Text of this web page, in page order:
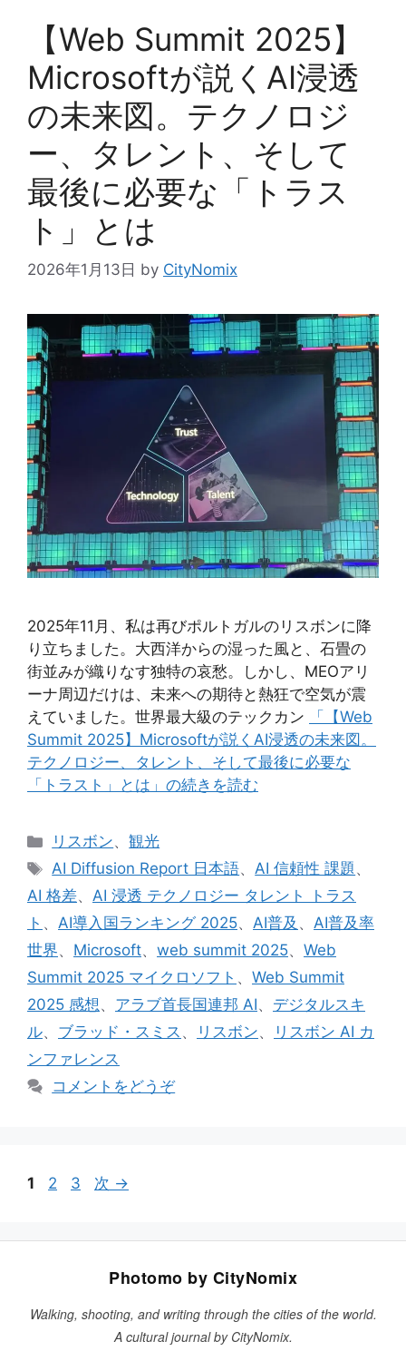
【Web Summit 2025】
Microsoftが説くAI浸透
の未来図。テクノロジ
ー、タレント、そして
最後に必要な「トラス
ト」とは
2026年1月13日 by CityNomix
2025年11月、私は再びポルトガルのリスボンに降
り立ちました。大西洋からの湿った風と、石畳の
街並みが織りなす独特の哀愁。しかし、MEOアリ
ーナ周辺だけは、未来への期待と熱狂で空気が震
えていました。世界最大級のテックカン
「【Web
Summit 2025】Microsoftが説くAI浸透の未来図。
テクノロジー、タレント、そして最後に必要な
「トラスト」とは」の続きを読む
カ
テ
リ
ー
リスボン、観光
タ
グ
AI Diffusion Report 日本語、AI 信頼性 課題 、
AI 格差、 AI 浸透 テクノロジー タレント トラス
ト 、 AI導入国ランキング 2025、 AI普及 、 AI普及率
世界、 Microsoft、 web summit 2025、 Web
Summit 2025 マイクロソフト 、 Web Summit
2025 感想、 アラブ首長国連邦 AI、 デジタルスキ
ル、 ブラッド・スミス 、 リスボン、
リスボン AI カ
ンファレンス
コメントをどうぞ
ペ
1
ペ
2
ペ
3 次 →
Photomo by CityNomix
Walking, shooting, and writing through the cities of the world.
A cultural journal by CityNomix.